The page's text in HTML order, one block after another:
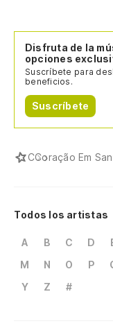
Disfruta de la
opciones
Suscríbete para
beneficios.
Suscríbete
CCoração Em
Todos los artistas
A B C D
M
N O P
Y
Z #